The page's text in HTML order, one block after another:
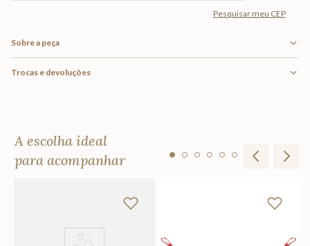
Sobre a peça
Trocas e devoluções
A escolha ideal
para acompanhar